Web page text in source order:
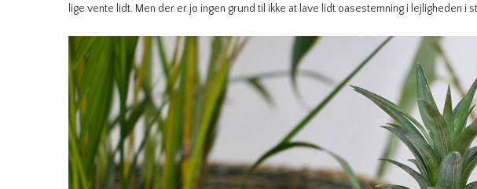
lige vente lidt. Men der er jo ingen grund til ikke at lave lidt oasestemning i lejligheden i